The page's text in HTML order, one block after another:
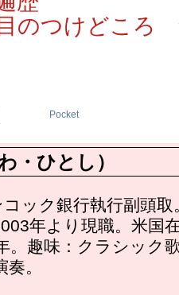
目のつけどころ
Pocket
ひとし）
ック銀行執行副頭
年より現職。米国
。趣味：クラシック
。